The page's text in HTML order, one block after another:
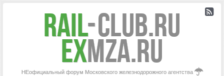
Rail-Club.RU
exMZA.RU
НЕофициальный форум Московского железнодорожного агентства